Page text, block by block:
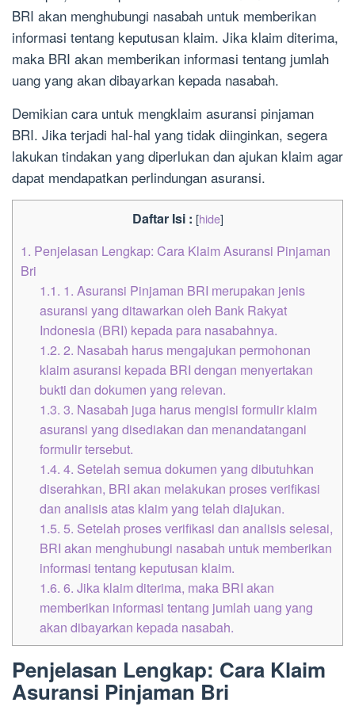
BRI akan menghubungi nasabah untuk memberikan
informasi tentang keputusan klaim. Jika klaim diterima,
maka BRI akan memberikan informasi tentang jumlah
uang yang akan dibayarkan kepada nasabah.
Demikian cara untuk mengklaim asuransi pinjaman
BRI. Jika terjadi hal-hal yang tidak diinginkan, segera
lakukan tindakan yang diperlukan dan ajukan klaim agar
dapat mendapatkan perlindungan asuransi.
Daftar Isi : [hide]
1. Penjelasan Lengkap: Cara Klaim Asuransi Pinjaman
Bri
1.1. 1. Asuransi Pinjaman BRI merupakan jenis
asuransi yang ditawarkan oleh Bank Rakyat
Indonesia (BRI) kepada para nasabahnya.
1.2. 2. Nasabah harus mengajukan permohonan
klaim asuransi kepada BRI dengan menyertakan
bukti dan dokumen yang relevan.
1.3. 3. Nasabah juga harus mengisi formulir klaim
asuransi yang disediakan dan menandatangani
formulir tersebut.
1.4. 4. Setelah semua dokumen yang dibutuhkan
diserahkan, BRI akan melakukan proses verifikasi
dan analisis atas klaim yang telah diajukan.
1.5. 5. Setelah proses verifikasi dan analisis selesai,
BRI akan menghubungi nasabah untuk memberikan
informasi tentang keputusan klaim.
1.6. 6. Jika klaim diterima, maka BRI akan
memberikan informasi tentang jumlah uang yang
akan dibayarkan kepada nasabah.
Penjelasan Lengkap: Cara Klaim
Asuransi Pinjaman Bri